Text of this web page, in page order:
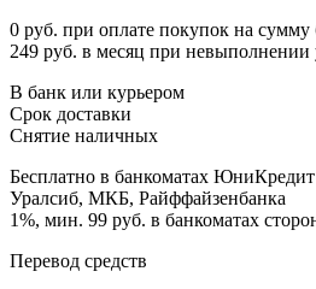
0 руб. при оплате покупок на сумму
249 руб. в месяц при невыполнении
В банк или курьером
Срок доставки
Снятие наличных
Бесплатно в банкоматах
Уралсиб, МКБ, Райффайзенбанка
1%, мин. 99 руб. в банкоматах
Перевод средств